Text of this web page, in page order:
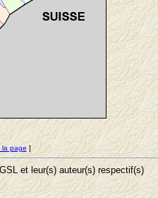
la page]
et leur(s) auteur(s) respectif(s)